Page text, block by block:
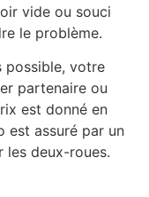
vide ou souci
le problème.
possible, votre
partenaire ou
est donné en
est assuré par un
les deux-roues.